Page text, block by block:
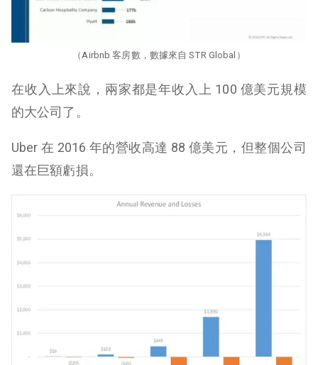
（Airbnb 客房數，數據來自 STR Global）
在收入上來說，兩家都是年收入上 100 億美元規模
的大公司了。
Uber 在 2016 年的營收高達 88 億美元，但整個公司
還在巨額虧損。